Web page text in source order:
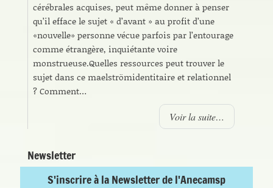
cérébrales acquises, peut même donner à penser
qu’il efface le sujet « d’avant » au profit d’une
«nouvelle» personne vécue parfois par l’entourage
comme étrangère, inquiétante voire
monstrueuse.Quelles ressources peut trouver le
sujet dans ce maelströmidentitaire et relationnel
? Comment…
Voir la suite…
Newsletter
S'inscrire à la Newsletter de l'Anecamsp